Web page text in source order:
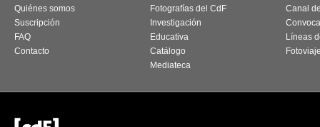
Quiénes somos
Suscripción
FAQ
Contacto
Fotografías del CdF
Investigación
Educativa
Catálogo
Mediateca
Canal
Líneas